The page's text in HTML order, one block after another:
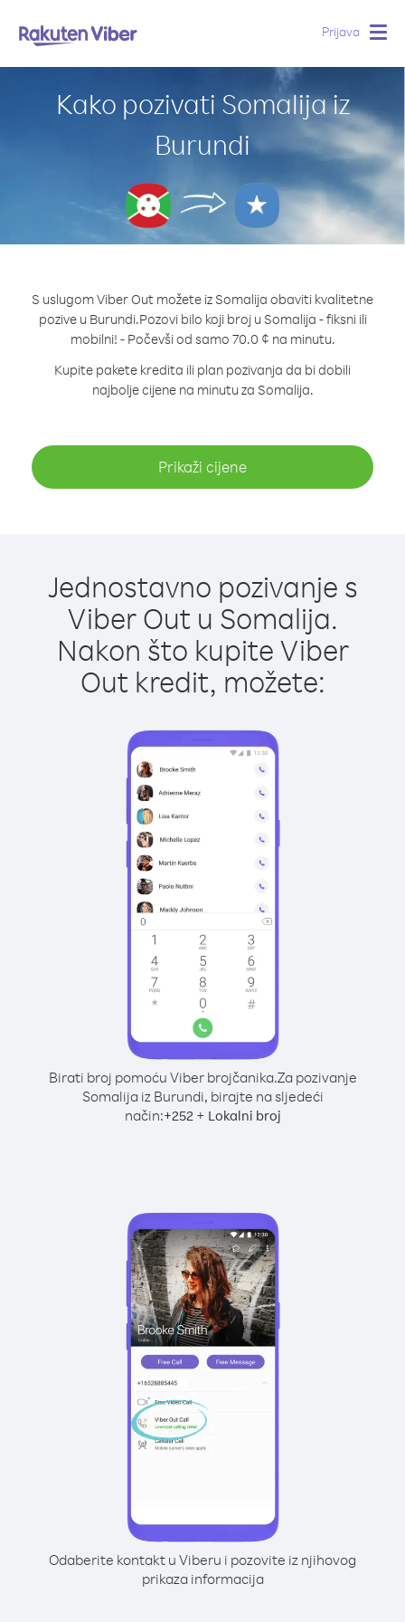
Prijava
Kako pozivati Somalija iz
Burundi
S uslugom Viber Out možete iz Somalija obaviti kvalitetne
pozive u Burundi.Pozovi bilo koji broj u Somalija - fiksni ili
mobilni! - Počevši od samo 70.0 ¢ na minutu.
Kupite pakete kredita ili plan pozivanja da bi dobili
najbolje cijene na minutu za Somalija.
Prikaži cijene
Jednostavno pozivanje s
Viber Out u Somalija.
Nakon što kupite Viber
Out kredit, možete:
Birati broj pomoću Viber brojčanika.Za pozivanje
Somalija iz Burundi, birajte na sljedeći
način:+252+ Lokalni broj
Odaberite kontakt u Viberu i pozovite iz njihovog
prikaza informacija